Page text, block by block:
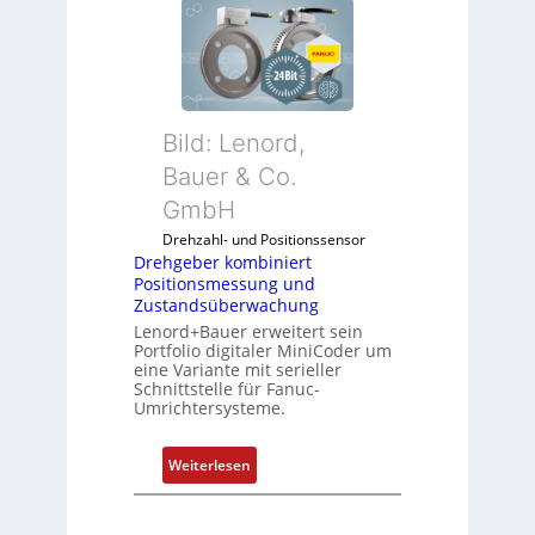
e
h
g
e
e
m
b
i
i
e
r
P
o
s
Bild: Lenord,
Bauer & Co.
GmbH
Drehzahl- und Positionssensor
Drehgeber kombiniert
Positionsmessung und
Zustandsüberwachung
Lenord+Bauer erweitert sein
Portfolio digitaler MiniCoder um
eine Variante mit serieller
Schnittstelle für Fanuc-
Umrichtersysteme.
Weiterlesen:
D